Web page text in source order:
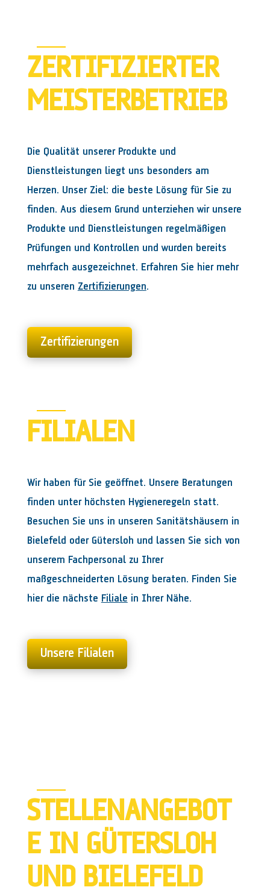
ZERTIFIZIERTER
MEISTERBETRIEB
Die Qualität unserer Produkte und
Dienstleistungen liegt uns besonders am
Herzen. Unser Ziel: die beste Lösung für Sie zu
finden. Aus diesem Grund unterziehen wir unsere
Produkte und Dienstleistungen regelmäßigen
Prüfungen und Kontrollen und wurden bereits
mehrfach ausgezeichnet. Erfahren Sie hier mehr
zu unseren Zertifizierungen.
Zertifizierungen
FILIALEN
Wir haben für Sie geöffnet. Unsere Beratungen
finden unter höchsten Hygieneregeln statt.
Besuchen Sie uns in unseren Sanitätshäusern in
Bielefeld oder Gütersloh und lassen Sie sich von
unserem Fachpersonal zu Ihrer
maßgeschneiderten Lösung beraten. Finden Sie
hier die nächste Filiale in Ihrer Nähe.
Unsere Filialen
STELLENANGEBOT
E IN GÜTERSLOH
UND BIELEFELD